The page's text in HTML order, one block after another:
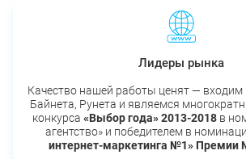
Лидеры рынка
Качество нашей работы ценят — входим
Байнета, Рунета и являемся
конкурса «Выбор года» 2013-2018 в
агентство» и победителем в
интернет-маркетинга №1» Премии